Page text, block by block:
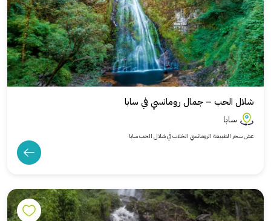
شلال الحب – جمال رومانسي في سابا
سابا
عش سحر الطبيعة الرومانسي الخلاب في شلال الحب سابا